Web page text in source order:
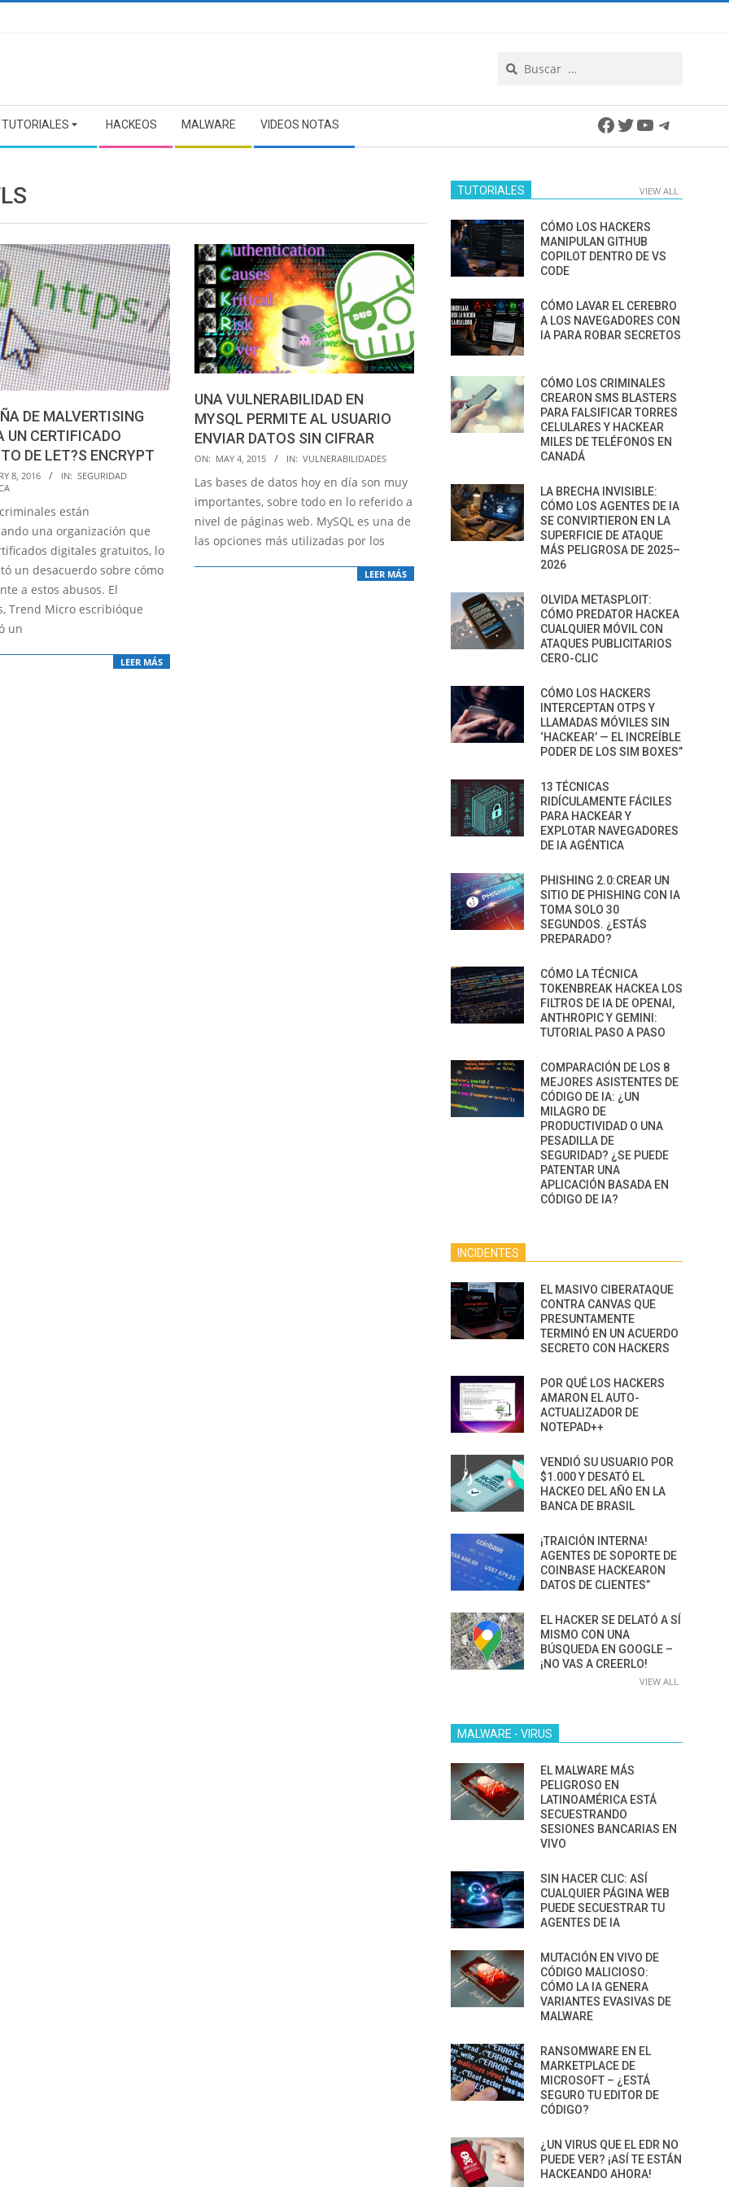
TUTORIALES HACKEOS MALWARE VIDEOS NOTAS Facebook
Twitter
YouTube
DE MALVERTISING
UN CERTIFICADO
DE LET?S ENCRYPT
8, 2016 IN: SEGURIDAD
están
una organización que
digitales gratuitos, lo
un desacuerdo sobre cómo
a estos abusos. El
Trend Micro escribióque
un
LEER MÁS
UNA VULNERABILIDAD EN
MYSQL PERMITE AL USUARIO
ENVIAR DATOS SIN CIFRAR
2015-
05-
04
ON: MAY 4, 2015 IN: VULNERABILIDADES
Las bases de datos hoy en día son muy
importantes, sobre todo en lo referido a
nivel de páginas web. MySQL es una de
las opciones más utilizadas por los
LEER MÁS
TUTORIALES VIEW ALL
CÓMO LOS HACKERS
MANIPULAN GITHUB
COPILOT DENTRO DE VS
CODE
CÓMO LAVAR EL CEREBRO
A LOS NAVEGADORES CON
IA PARA ROBAR SECRETOS
CÓMO LOS CRIMINALES
CREARON SMS BLASTERS
PARA FALSIFICAR TORRES
CELULARES Y HACKEAR
MILES DE TELÉFONOS EN
CANADÁ
LA BRECHA INVISIBLE:
CÓMO LOS AGENTES DE IA
SE CONVIRTIERON EN LA
SUPERFICIE DE ATAQUE
MÁS PELIGROSA DE 2025–
2026
OLVIDA METASPLOIT:
CÓMO PREDATOR HACKEA
CUALQUIER MÓVIL CON
ATAQUES PUBLICITARIOS
CERO-CLIC
CÓMO LOS HACKERS
INTERCEPTAN OTPS Y
LLAMADAS MÓVILES SIN
‘HACKEAR’ — EL INCREÍBLE
PODER DE LOS SIM BOXES”
13 TÉCNICAS
RIDÍCULAMENTE FÁCILES
PARA HACKEAR Y
EXPLOTAR NAVEGADORES
DE IA AGÉNTICA
PHISHING 2.0:CREAR UN
SITIO DE PHISHING CON IA
TOMA SOLO 30
SEGUNDOS. ¿ESTÁS
PREPARADO?
CÓMO LA TÉCNICA
TOKENBREAK HACKEA LOS
FILTROS DE IA DE OPENAI,
ANTHROPIC Y GEMINI:
TUTORIAL PASO A PASO
COMPARACIÓN DE LOS 8
MEJORES ASISTENTES DE
CÓDIGO DE IA: ¿UN
MILAGRO DE
PRODUCTIVIDAD O UNA
PESADILLA DE
SEGURIDAD? ¿SE PUEDE
PATENTAR UNA
APLICACIÓN BASADA EN
CÓDIGO DE IA?
INCIDENTES
EL MASIVO CIBERATAQUE
CONTRA CANVAS QUE
PRESUNTAMENTE
TERMINÓ EN UN ACUERDO
SECRETO CON HACKERS
POR QUÉ LOS HACKERS
AMARON EL AUTO-
ACTUALIZADOR DE
NOTEPAD++
VENDIÓ SU USUARIO POR
$1.000 Y DESATÓ EL
HACKEO DEL AÑO EN LA
BANCA DE BRASIL
¡TRAICIÓN INTERNA!
AGENTES DE SOPORTE DE
COINBASE HACKEARON
DATOS DE CLIENTES”
EL HACKER SE DELATÓ A SÍ
MISMO CON UNA
BÚSQUEDA EN GOOGLE –
¡NO VAS A CREERLO!
VIEW ALL
MALWARE - VIRUS
EL MALWARE MÁS
PELIGROSO EN
LATINOAMÉRICA ESTÁ
SECUESTRANDO
SESIONES BANCARIAS EN
VIVO
SIN HACER CLIC: ASÍ
CUALQUIER PÁGINA WEB
PUEDE SECUESTRAR TU
AGENTES DE IA
MUTACIÓN EN VIVO DE
CÓDIGO MALICIOSO:
CÓMO LA IA GENERA
VARIANTES EVASIVAS DE
MALWARE
RANSOMWARE EN EL
MARKETPLACE DE
MICROSOFT – ¿ESTÁ
SEGURO TU EDITOR DE
CÓDIGO?
¿UN VIRUS QUE EL EDR NO
PUEDE VER? ¡ASÍ TE ESTÁN
HACKEANDO AHORA!